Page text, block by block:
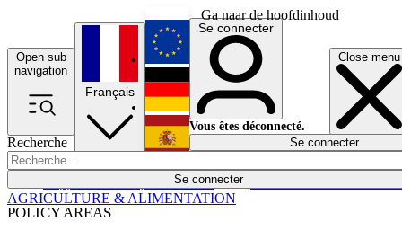
Ga naar de hoofdinhoud
Open sub
navigation
Close menu
Recherche
Se connecter
POLICY AREAS
Économie
Français
English
Deutsch
Español
Se connecter
Vous êtes déconnecté.
Se connecter
AGRICULTURE & ALIMENTATION